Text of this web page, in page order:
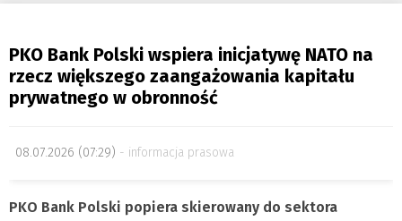
PKO Bank Polski wspiera inicjatywę NATO na
rzecz większego zaangażowania kapitału
prywatnego w obronność
08.07.2026 (07:29) informacja prasowa
PKO Bank Polski popiera skierowany do sektora